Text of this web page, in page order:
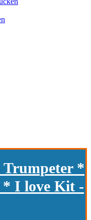
Trumpeter *
* I love Kit -